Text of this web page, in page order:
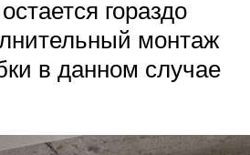
гораздо
монтаж
в данном случае